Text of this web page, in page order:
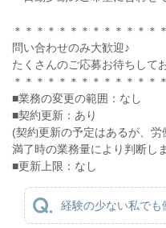
＊＊＊＊＊＊＊＊＊＊＊＊＊
問い合わせのみ大歓迎♪
たくさんのご応募お待ちして
＊＊＊＊＊＊＊＊＊＊＊＊＊
■業務の変更の範囲：なし
■契約更新：あり
(契約更新の予定はあるが、
満了時の業務量により判断し
■更新上限：なし
経験の少ない私でも